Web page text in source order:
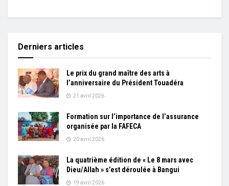
Derniers articles
Le prix du grand maître des arts à
l’anniversaire du Président Touadéra
21 avril 2026
Formation sur l’importance de l’assurance
organisée par la FAFECA
20 avril 2026
La quatrième édition de « Le 8 mars avec
Dieu/Allah » s’est déroulée à Bangui
19 avril 2026